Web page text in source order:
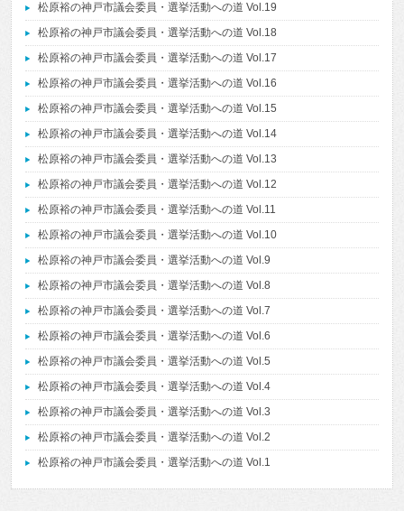
松原裕の神戸市議会委員・選挙活動への道 Vol.19
松原裕の神戸市議会委員・選挙活動への道 Vol.18
松原裕の神戸市議会委員・選挙活動への道 Vol.17
松原裕の神戸市議会委員・選挙活動への道 Vol.16
松原裕の神戸市議会委員・選挙活動への道 Vol.15
松原裕の神戸市議会委員・選挙活動への道 Vol.14
松原裕の神戸市議会委員・選挙活動への道 Vol.13
松原裕の神戸市議会委員・選挙活動への道 Vol.12
松原裕の神戸市議会委員・選挙活動への道 Vol.11
松原裕の神戸市議会委員・選挙活動への道 Vol.10
松原裕の神戸市議会委員・選挙活動への道 Vol.9
松原裕の神戸市議会委員・選挙活動への道 Vol.8
松原裕の神戸市議会委員・選挙活動への道 Vol.7
松原裕の神戸市議会委員・選挙活動への道 Vol.6
松原裕の神戸市議会委員・選挙活動への道 Vol.5
松原裕の神戸市議会委員・選挙活動への道 Vol.4
松原裕の神戸市議会委員・選挙活動への道 Vol.3
松原裕の神戸市議会委員・選挙活動への道 Vol.2
松原裕の神戸市議会委員・選挙活動への道 Vol.1